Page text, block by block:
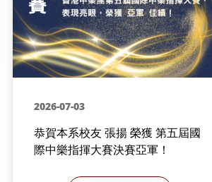
2026-07-03
恭賀本系校友 張揚 榮獲 第五屆國
際中樂指揮大賽決賽亞軍！